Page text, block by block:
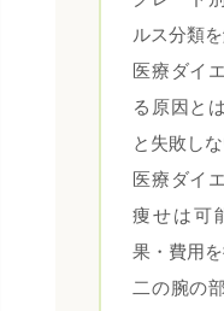
ルス分類
医療ダイ
る原因と
と失敗し
医療ダイ
痩せは可
果・費用
二の腕の